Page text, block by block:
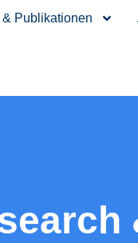
& Publikationen